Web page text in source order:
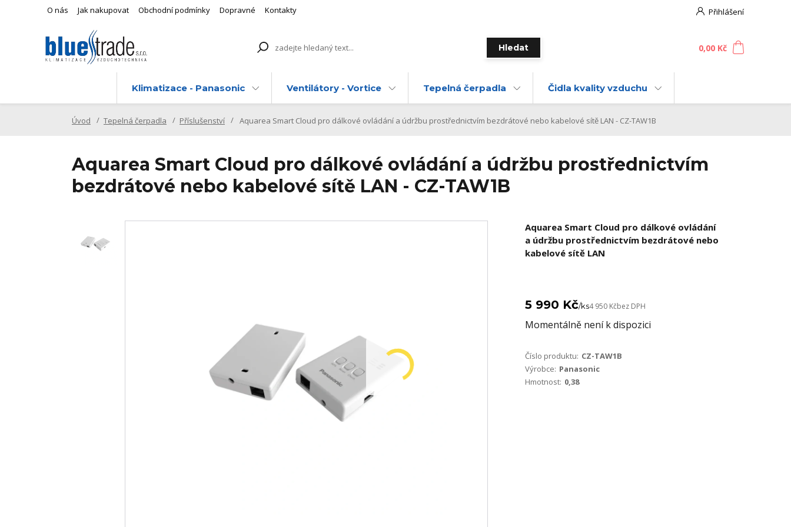
O nás Jak nakupovat Obchodní podmínky Dopravné Kontakty Přihlášení
Hledat 0,00 Kč
Klimatizace - Panasonic Ventilátory - Vortice Tepelná čerpadla Čidla kvality vzduchu
Úvod Tepelná čerpadla Příslušenství Aquarea Smart Cloud pro dálkové ovládání a údržbu prostřednictvím bezdrátové nebo kabelové sítě LAN - CZ-TAW1B
Aquarea Smart Cloud pro dálkové ovládání a údržbu prostřednictvím
bezdrátové nebo kabelové sítě LAN - CZ-TAW1B
Aquarea Smart Cloud pro dálkové ovládání
a údržbu prostřednictvím bezdrátové nebo
kabelové sítě LAN
5 990 Kč/ks4 950 Kčbez DPH
Momentálně není k dispozici
Číslo produktu: CZ-TAW1B
Výrobce: Panasonic
Hmotnost: 0,38